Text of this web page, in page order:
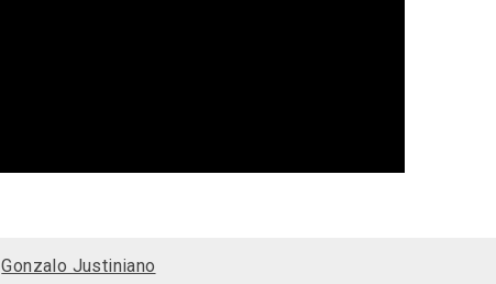
Gonzalo Justiniano